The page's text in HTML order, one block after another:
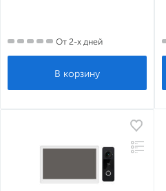
От 2-х дней